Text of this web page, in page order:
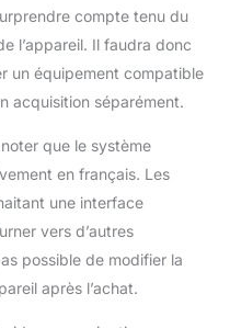
compte tenu du
l’appareil. Il faudra donc
un équipement compatible
acquisition séparément.
que le système
en français. Les
une interface
vers d’autres
possible de modifier la
après l’achat.